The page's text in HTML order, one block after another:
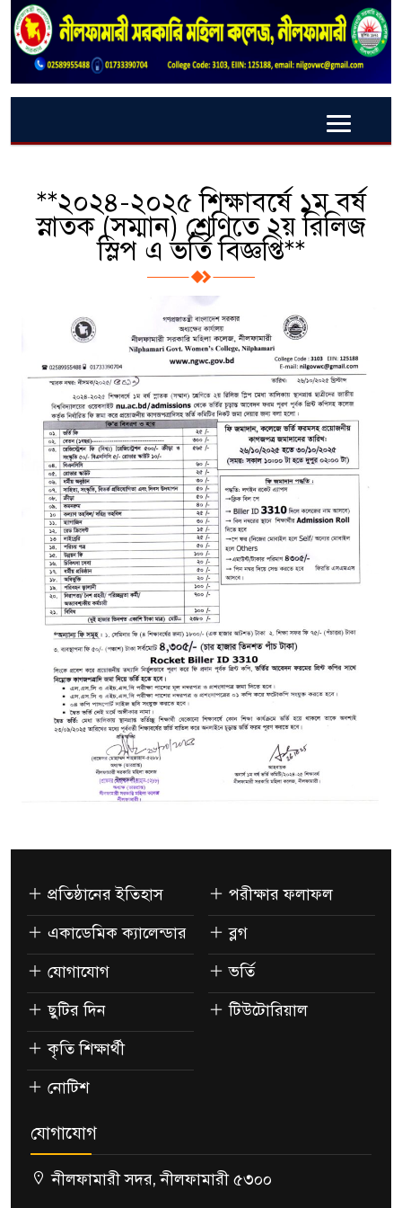
**২০২৪-২০২৫ শিক্ষাবর্ষে ১ম বর্ষ
স্নাতক (সম্মান) শ্রেণিতে ২য় রিলিজ
স্লিপ এ ভর্তি বিজ্ঞপ্তি**
প্রতিষ্ঠানের ইতিহাস
একাডেমিক ক্যালেন্ডার
যোগাযোগ
ছুটির দিন
কৃতি শিক্ষার্থী
নোটিশ
পরীক্ষার ফলাফল
ব্লগ
ভর্তি
টিউটোরিয়াল
যোগাযোগ
নীলফামারী সদর, নীলফামারী ৫৩০০